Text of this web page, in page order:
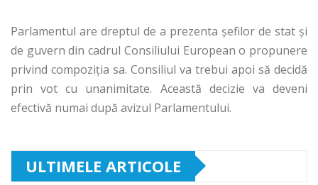
Parlamentul are dreptul de a prezenta șefilor de stat și
de guvern din cadrul Consiliului European o propunere
privind compoziția sa. Consiliul va trebui apoi să decidă
prin vot cu unanimitate. Această decizie va deveni
efectivă numai după avizul Parlamentului.
ULTIMELE ARTICOLE